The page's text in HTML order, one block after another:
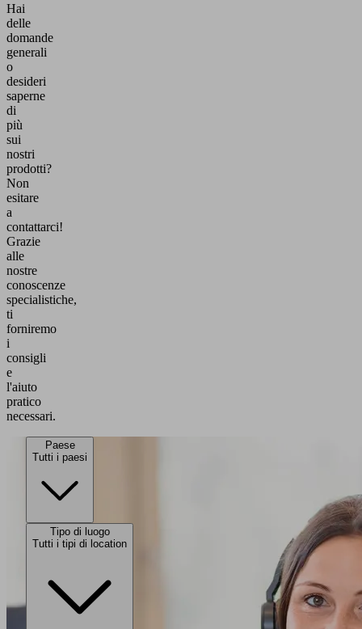
Hai
delle
domande
generali
o
desideri
saperne
di
più
sui
nostri
prodotti?
Non
esitare
a
contattarci!
Grazie
alle
nostre
conoscenze
specialistiche,
ti
forniremo
i
consigli
e
l'aiuto
pratico
necessari.
Paese
Tutti i paesi
Tipo di luogo
Tutti i tipi di location